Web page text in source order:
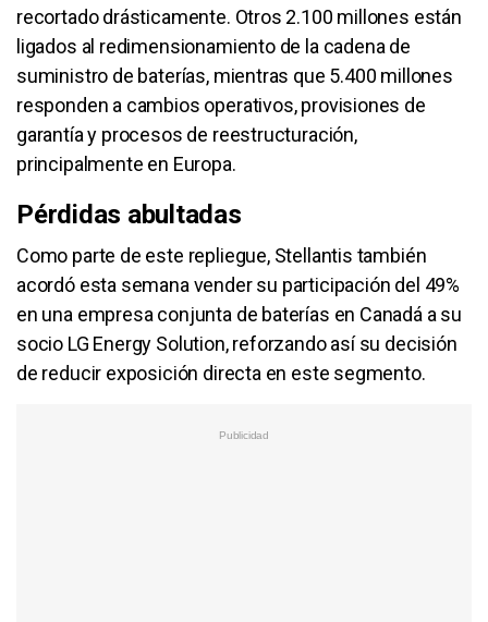
recortado drásticamente. Otros 2.100 millones están
ligados al redimensionamiento de la cadena de
suministro de baterías, mientras que 5.400 millones
responden a cambios operativos, provisiones de
garantía y procesos de reestructuración,
principalmente en Europa.
Pérdidas abultadas
Como parte de este repliegue, Stellantis también
acordó esta semana vender su participación del 49%
en una empresa conjunta de baterías en Canadá a su
socio LG Energy Solution, reforzando así su decisión
de reducir exposición directa en este segmento.